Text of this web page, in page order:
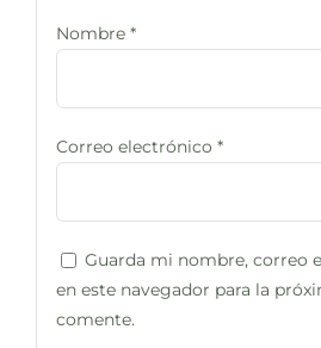
Nombre *
Correo electrónico *
Guarda mi nombre, correo
en este navegador para la
comente.